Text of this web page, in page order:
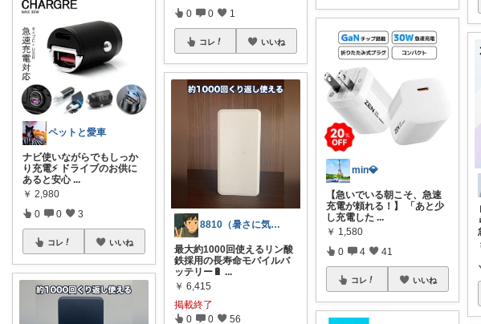
ペットと愛車
ナビ使いながらでもしっか
り充電⚡️ ドライブのお供に
あると安心 ...
￥ 2,980
0 0 3
コレ いいね
0 0 1
コレ いいね
8810（暑さに気をつけて！）
最大約1000回使えるリン酸
鉄採用の長寿命モバイルバ
ッテリー🔋 ...
￥ 6,415
掲載終了
0 0 56
min💎
【急いでいる朝こそ、急速
充電が頼れる！】 「あと少
し充電した ...
￥ 1,580
0 4 41
コレ いいね